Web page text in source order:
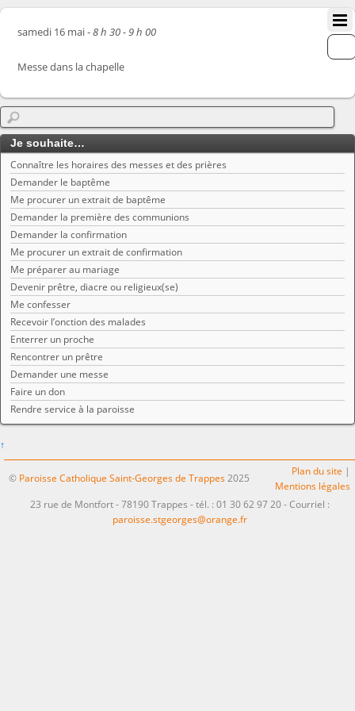
samedi 16 mai -8 h 30 - 9 h 00
Messe dans la chapelle
Je souhaite…
Connaître les horaires des messes et des prières
Demander le baptême
Me procurer un extrait de baptême
Demander la première des communions
Demander la confirmation
Me procurer un extrait de confirmation
Me préparer au mariage
Devenir prêtre, diacre ou religieux(se)
Me confesser
Recevoir l’onction des malades
Enterrer un proche
Rencontrer un prêtre
Demander une messe
Faire un don
Rendre service à la paroisse
↑
© Paroisse Catholique Saint-Georges de Trappes 2025
Plan du site |
Mentions légales
23 rue de Montfort - 78190 Trappes - tél. : 01 30 62 97 20 - Courriel :
paroisse.stgeorges@orange.fr